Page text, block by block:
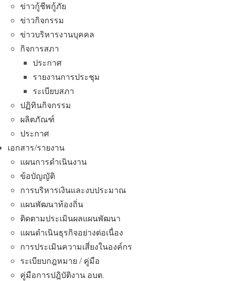
ข่าวกู้ชีพกู้ภัย
ข่าวกิจกรรม
ข่าวบริหารงานบุคคล
กิจการสภา
ประกาศ
รายงานการประชุม
ระเบียบสภา
ปฏิทินกิจกรรม
ผลิตภัณฑ์
ประกาศ
เอกสาร/รายงาน
แผนการดำเนินงาน
ข้อบัญญัติ
การบริหารเงินและงบประมาณ
แผนพัฒนาท้องถิ่น
ติดตามประเมินผลแผนพัฒนา
แผนดำเนินธุรกิจอย่างต่อเนื่อง
การประเมินความเสี่ยงในองค์กร
ระเบียบกฎหมาย / คู่มือ
คู่มือการปฎิบัติงาน อบต.